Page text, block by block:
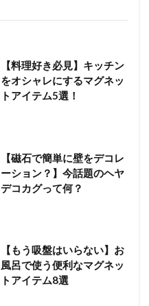
【料理好き必見】キッチン
をオシャレにするマグネッ
トアイテム5選！
【磁石で簡単に壁をデコレ
ーション？】今話題のヘヤ
デコカグって何？
【もう吸盤はいらない】お
風呂で使う便利なマグネッ
トアイテム8選